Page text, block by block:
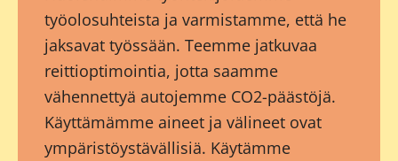
työolosuhteista ja varmistamme, että he
jaksavat työssään. Teemme jatkuvaa
reittioptimointia, jotta saamme
vähennettyä autojemme CO2-päästöjä.
Käyttämämme aineet ja välineet ovat
ympäristöystävällisiä. Käytämme